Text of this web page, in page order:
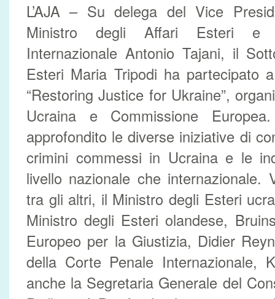
L’AJA – Su delega del Vice
Ministro degli Affari Esteri e
Internazionale Antonio Tajani, il
Esteri Maria Tripodi ha partecipato
“Restoring Justice for Ukraine”,
Ucraina e Commissione
approfondito le diverse iniziative di
crimini commessi in Ucraina e le
livello nazionale che internazionale.
tra gli altri, il Ministro degli Esteri
Ministro degli Esteri olandese,
Europeo per la Giustizia, Didier
della Corte Penale Internazionale,
anche la Segretaria Generale del